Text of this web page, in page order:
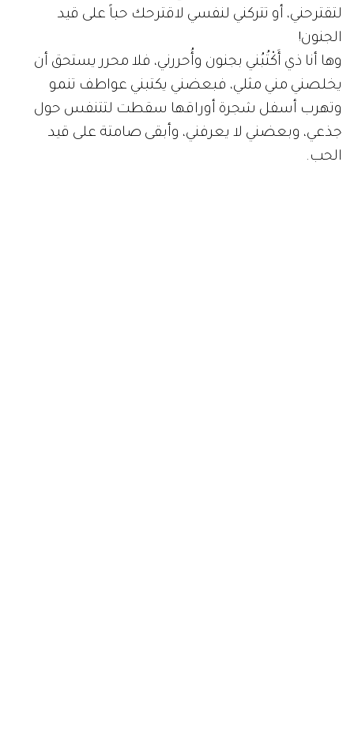
لتقترحني، أو تتركني لنفسي لاقترحك حباً على قيد
الجنون!
وها أنا ذي أَكْتُبُني بجنون وأُحررني، فلا محرر يستحق أن
يخلصني مني مثلي، فبعضني يكتبني عواطف تنمو
وتهرب أسفل شجرة أوراقها سقطت لتتنفس حول
جذعي، وبعضني لا يعرفني، وأبقى صامتة على قيد
الحب.